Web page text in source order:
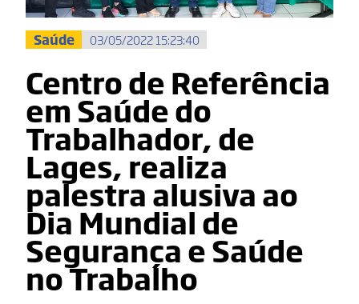
Saúde 03/05/2022 15:23:40
Centro de Referência
em Saúde do
Trabalhador, de
Lages, realiza
palestra alusiva ao
Dia Mundial de
Segurança e Saúde
no Trabalho